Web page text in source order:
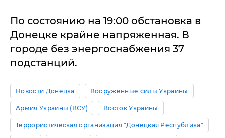
По состоянию на 19:00 обстановка в
Донецке крайне напряженная. В
городе без энергоснабжения 37
подстанций.
Новости Донецка Вооруженные силы Украины
Армия Украины (ВСУ) Восток Украины
Террористическая организация "Донецкая Республика"